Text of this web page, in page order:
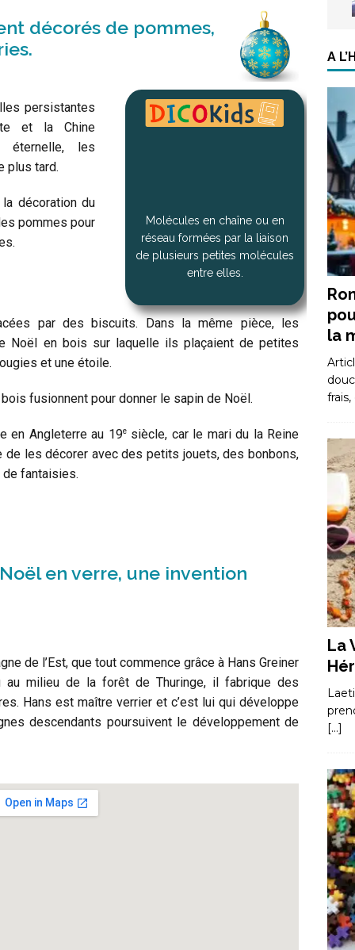
décorés de pommes,
persistantes
et la Chine
éternelle, les
plus tard.
décoration du
pommes pour
Molécules en chaîne ou en
réseau formées par la liaison
de plusieurs petites molécules
entre elles.
par des biscuits. Dans la même pièce, les
Noël en bois sur laquelle ils plaçaient de petites
et une étoile.
fusionnent pour donner le sapin de Noël.
en Angleterre au 19esiècle, car le mari du la Reine
de les décorer avec des petits jouets, des bonbons,
de fantaisies.
en verre, une invention
de l’Est, que tout commence grâce à Hans Greiner
milieu de la forêt de Thuringe, il fabrique des
Hans est maître verrier et c’est lui qui développe
descendants poursuivent le développement de
A
la
La
[…]